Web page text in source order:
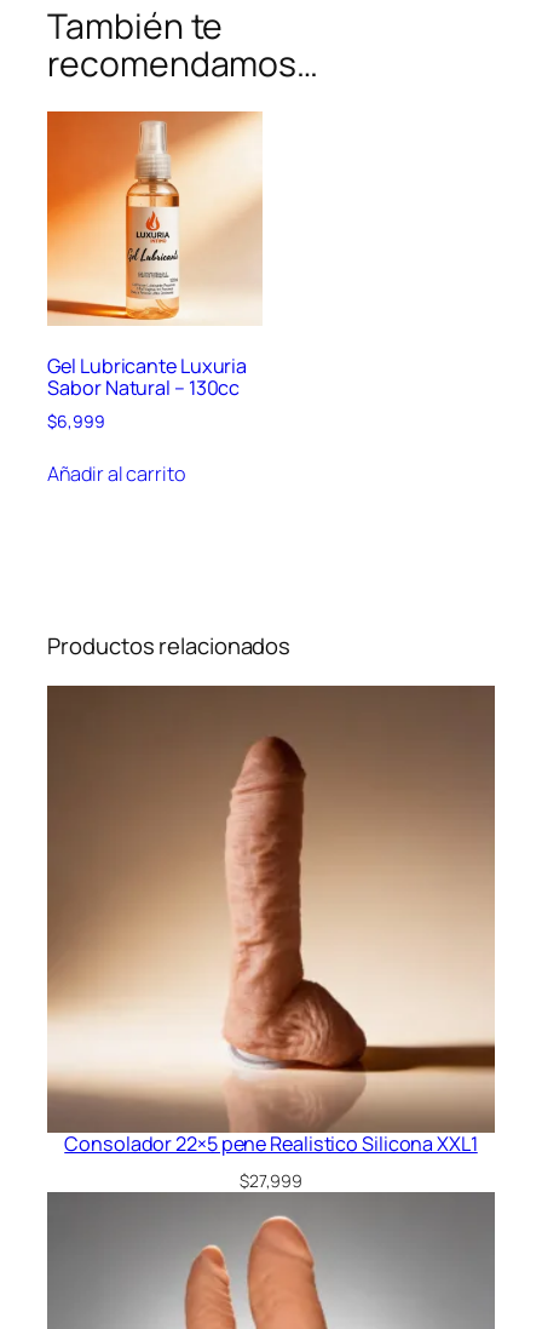
También te
recomendamos…
Gel Lubricante Luxuria
Sabor Natural – 130cc
$6,999
Añadir al carrito
Productos relacionados
Consolador 22×5 pene Realistico Silicona XXL1
$27,999